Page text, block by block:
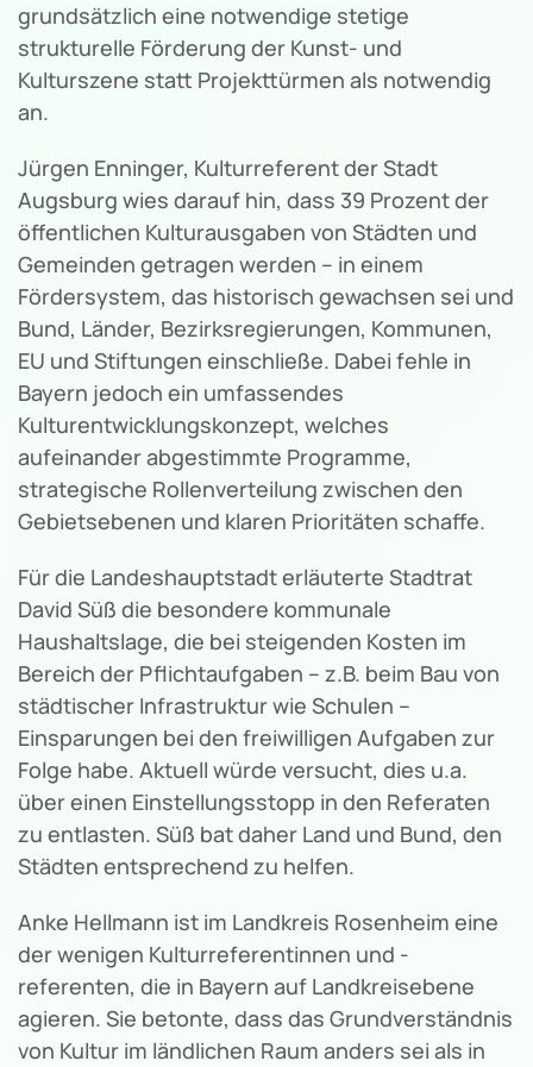
grundsätzlich eine notwendige stetige
strukturelle Förderung der Kunst- und
Kulturszene statt Projekttürmen als notwendig
an.
Jürgen Enninger, Kulturreferent der Stadt
Augsburg wies darauf hin, dass 39 Prozent der
öffentlichen Kulturausgaben von Städten und
Gemeinden getragen werden – in einem
Fördersystem, das historisch gewachsen sei und
Bund, Länder, Bezirksregierungen, Kommunen,
EU und Stiftungen einschließe. Dabei fehle in
Bayern jedoch ein umfassendes
Kulturentwicklungskonzept, welches
aufeinander abgestimmte Programme,
strategische Rollenverteilung zwischen den
Gebietsebenen und klaren Prioritäten schaffe.
Für die Landeshauptstadt erläuterte Stadtrat
David Süß die besondere kommunale
Haushaltslage, die bei steigenden Kosten im
Bereich der Pflichtaufgaben – z.B. beim Bau von
städtischer Infrastruktur wie Schulen –
Einsparungen bei den freiwilligen Aufgaben zur
Folge habe. Aktuell würde versucht, dies u.a.
über einen Einstellungsstopp in den Referaten
zu entlasten. Süß bat daher Land und Bund, den
Städten entsprechend zu helfen.
Anke Hellmann ist im Landkreis Rosenheim eine
der wenigen Kulturreferentinnen und -
referenten, die in Bayern auf Landkreisebene
agieren. Sie betonte, dass das Grundverständnis
von Kultur im ländlichen Raum anders sei als in